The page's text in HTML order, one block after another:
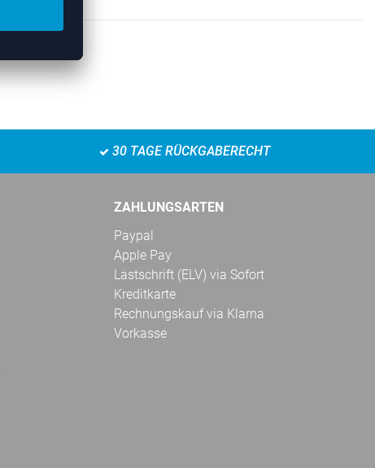
30 TAGE RÜCKGABERECHT
ZAHLUNGSARTEN
Paypal
Apple Pay
Lastschrift (ELV) via Sofort
Kreditkarte
Rechnungskauf via Klarna
Vorkasse